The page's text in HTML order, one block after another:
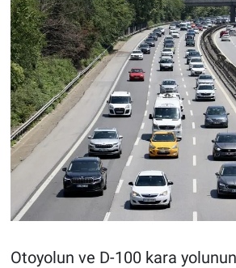
Otoyolun ve D-100 kara